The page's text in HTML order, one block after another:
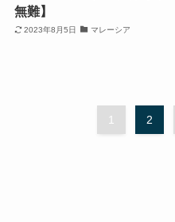
無難】
2023年8月5日 マレーシア
1 2